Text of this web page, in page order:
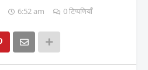
6:52 am 0 टिप्पणियाँ